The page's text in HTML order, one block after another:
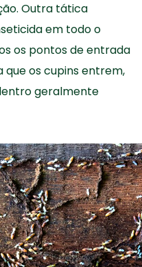
Outra tática
em todo o
os pontos de entrada
que os cupins entrem,
geralmente